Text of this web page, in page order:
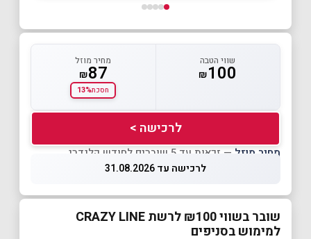
שווי הטבה
₪100
מחיר מוזל
₪87
חסכת13%
לרכישה >
מחיר מוזל — זכאות עד 5 שוברים לחודש קלנדרי
לרכישה עד 31.08.2026
שובר בשווי ₪100 לרשת CRAZY LINE
למימוש בסניפים